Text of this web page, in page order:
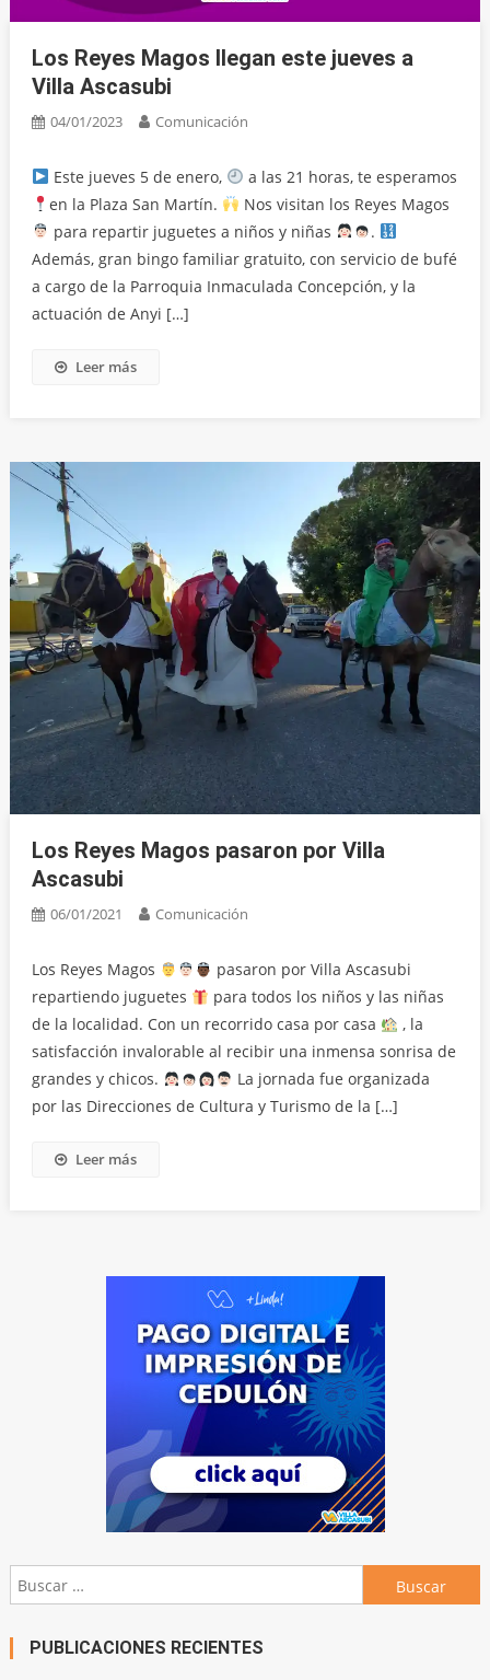
Los Reyes Magos llegan este jueves a
Villa Ascasubi
04/01/2023 Comunicación
Este jueves 5 de enero,
a las 21 horas, te esperamos
en la Plaza San Martín.
Nos visitan los Reyes Magos
para repartir juguetes a niños y niñas
.
Además, gran bingo familiar gratuito, con servicio de bufé
a cargo de la Parroquia Inmaculada Concepción, y la
actuación de Anyi […]
Leer más
Los Reyes Magos pasaron por Villa
Ascasubi
06/01/2021 Comunicación
Los Reyes Magos
pasaron por Villa Ascasubi
repartiendo juguetes
para todos los niños y las niñas
de la localidad. Con un recorrido casa por casa
, la
satisfacción invalorable al recibir una inmensa sonrisa de
grandes y chicos.
La jornada fue organizada
por las Direcciones de Cultura y Turismo de la […]
Leer más
Buscar:
PUBLICACIONES RECIENTES